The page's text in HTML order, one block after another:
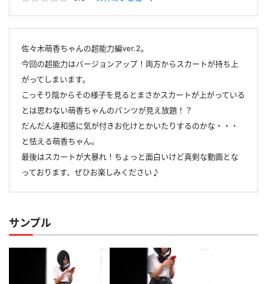
佐々木萌香ちゃんの超能力編ver.2。
今回の超能力はバージョンアップ！両方からスカートが持ち上
がってしまいます。
こっそり陰からその様子を見るとまさかスカートが上がっている
とは思わない萌香ちゃんのパンツが見え放題！？
だんだん違和感に気が付きお化けとかいたりするのかな・・・
と怯える萌香ちゃん。
最後はスカートが大暴れ！ちょっと面白いけど真剣な動画とな
っております、ぜひお楽しみください♪
サンプル